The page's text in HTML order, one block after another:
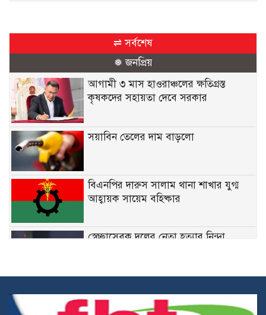
⇌ সর্বশেষ
❅ জনপ্রিয়
আগামী ৩ মাস হাওরাঞ্চলের ক্ষতিগ্রস্ত
কৃষকদের সহায়তা দেবে সরকার
সয়াবিন তেলের দাম বাড়লো
বিএনপির দারুস সালাম থানা শাখার যুগ্ম
আহ্বায়ক সায়েম বহিষ্কার
স্বেচ্ছাসেবক দলের নেতা হত্যার নিন্দা
নির্দিষ্ট ফেডারেল চাকরিতে ডিগ্রির
বাধ্যবাধকতা তুলে দিতে চান কমলা